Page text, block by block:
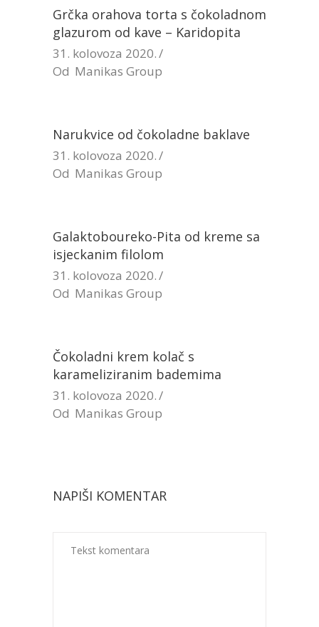
Grčka orahova torta s čokoladnom
glazurom od kave – Karidopita
31. kolovoza 2020.
Od Manikas Group
Narukvice od čokoladne baklave
31. kolovoza 2020.
Od Manikas Group
Galaktoboureko-Pita od kreme sa
isjeckanim filolom
31. kolovoza 2020.
Od Manikas Group
Čokoladni krem kolač s
karameliziranim bademima
31. kolovoza 2020.
Od Manikas Group
NAPIŠI KOMENTAR